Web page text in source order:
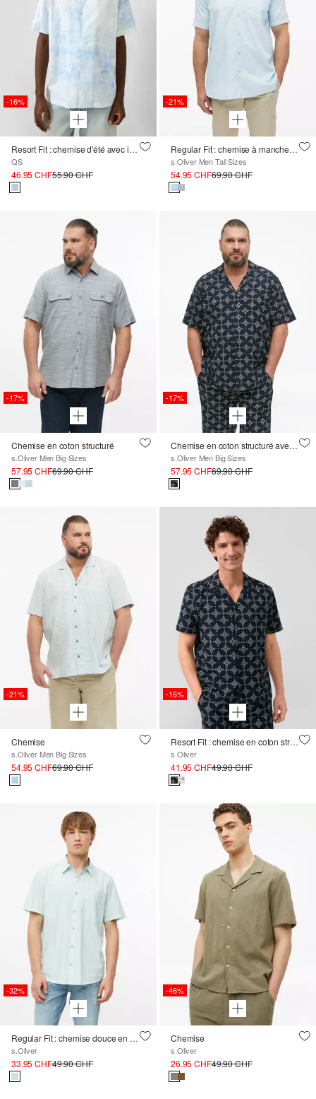
-16%
Resort Fit : chemise d'été avec imprimé all-over
QS
46.95 CHF55.90 CHF
-21%
Regular Fit : chemise à manches courtes finement structurée
s.Oliver Men Tall Sizes
54.95 CHF69.90 CHF
-17%
Chemise en coton structuré
s.Oliver Men Big Sizes
57.95 CHF69.90 CHF
-17%
Chemise en coton structuré avec imprimé all-over
s.Oliver Men Big Sizes
57.95 CHF69.90 CHF
-21%
Chemise
s.Oliver Men Big Sizes
54.95 CHF69.90 CHF
-16%
Resort Fit : chemise en coton structuré avec imprimé all-over
s.Oliver
41.95 CHF49.90 CHF
-32%
Regular Fit : chemise douce en coton-modal mélangé
s.Oliver
33.95 CHF49.90 CHF
-46%
Chemise
s.Oliver
26.95 CHF49.90 CHF